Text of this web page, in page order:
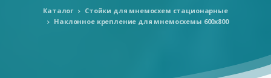
Каталог
Стойки для мнемосхем стационарные
Наклонное крепление для мнемосхемы 600х800